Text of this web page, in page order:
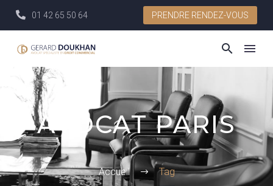
01 42 65 50 64 PRENDRE RENDEZ-VOUS
AVOCAT PARIS
Accueil Tag